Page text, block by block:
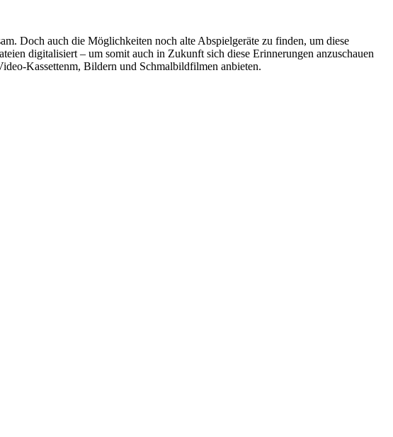
Doch auch die Möglichkeiten noch alte Abspielgeräte zu finden, um diese
digitalisiert – um somit auch in Zukunft sich diese Erinnerungen anzuschauen
Kassettenm, Bildern und Schmalbildfilmen anbieten.